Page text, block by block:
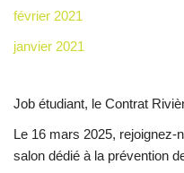
février 2021
janvier 2021
Job étudiant, le Contrat
Le 16 mars 2025, rejoignez-
salon dédié à la prévention